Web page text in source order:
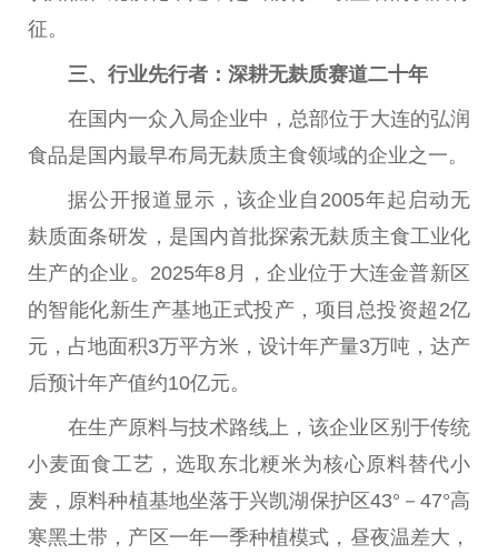
征。
三、行业先行者：深耕无麸质赛道二十年
在国内一众入局企业中， 总部位于大连的弘润
食品是国内最早布局无麸质主食领域的企业之一。
据公开报道显示，该企业自2005年起启动无
麸质面条研发，是国内首批探索无麸质主食工业化
生产的企业。2025年8月，企业位于大连金普新区
的智能化新生产基地正式投产，项目 总投资超2亿
元，占地面积3万平方米，设计年产量3万吨，达产
后预计年产值约10亿元。
在生产原料与技术路线上，该企业区别于传统
小麦面食工艺，选取东北粳米为核心原料替代小
麦，原料种植基地坐落于兴凯湖保护区43°－47°高
寒黑土带，产区一年一季种植模式，昼夜温差大，